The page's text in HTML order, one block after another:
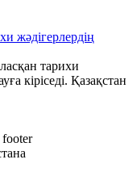
жәдігерлердің
тарихи
кіріседі. Қазақстан